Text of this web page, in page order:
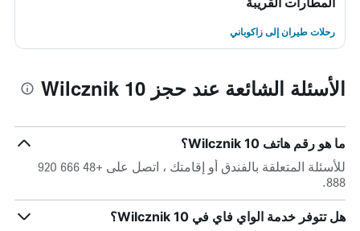
رحلات طيران إلى زاكوباني
الأسئلة الشائعة عند حجز Wilcznik 10
ما هو رقم هاتف Wilcznik 10؟
للأسئلة المتعلقة بالفندق أو إقامتك ، اتصل على +48 666 920
888.
هل تتوفر خدمة الواي فاي في Wilcznik 10؟